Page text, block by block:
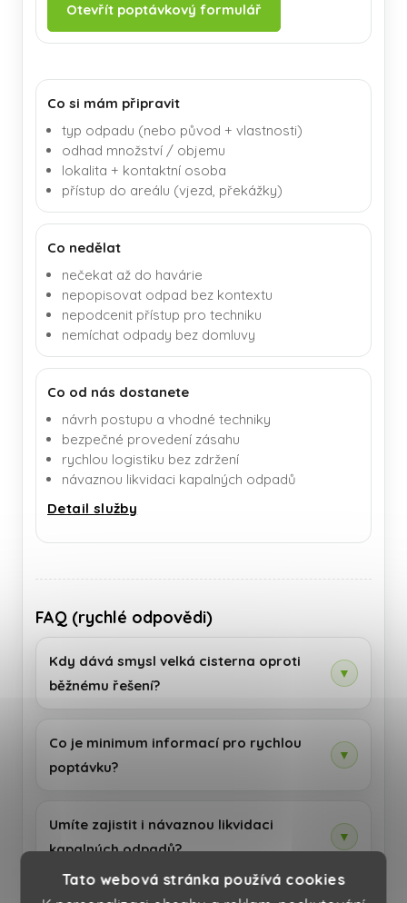
Tato webová stránka používá cookies
Otevřít poptávkový formulář
Co si mám připravit
typ odpadu (nebo původ + vlastnosti)
odhad množství / objemu
lokalita + kontaktní osoba
přístup do areálu (vjezd, překážky)
Co nedělat
nečekat až do havárie
nepopisovat odpad bez kontextu
nepodcenit přístup pro techniku
nemíchat odpady bez domluvy
Co od nás dostanete
návrh postupu a vhodné techniky
bezpečné provedení zásahu
rychlou logistiku bez zdržení
návaznou likvidaci kapalných odpadů
Detail služby
FAQ (rychlé odpovědi)
Kdy dává smysl velká cisterna oproti
běžnému řešení?
▼
Co je minimum informací pro rychlou
poptávku?
▼
Umíte zajistit i návaznou likvidaci
kapalných odpadů?
▼